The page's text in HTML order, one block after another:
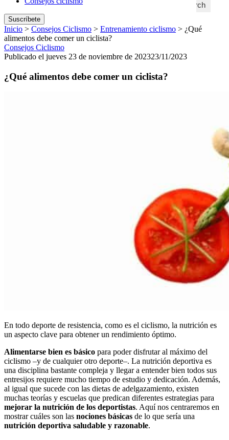
Search
Suscríbete
Inicio > Consejos Ciclismo > Entrenamiento ciclismo > ¿Qué
alimentos debe comer un ciclista?
Consejos Ciclismo
Publicado el jueves 23 de noviembre de 202323/11/2023
¿Qué alimentos debe comer un ciclista?
En todo deporte de resistencia, como es el ciclismo, la nutrición es
un aspecto clave para obtener un rendimiento óptimo.
Alimentarse bien es básico para poder disfrutar al máximo del
ciclismo –y de cualquier otro deporte–. La nutrición deportiva es
una disciplina bastante compleja y llegar a entender bien todos sus
entresijos requiere mucho tiempo de estudio y dedicación. Además,
al igual que sucede con las dietas de adelgazamiento, existen
muchas teorías y escuelas que predican diferentes estrategias para
mejorar la nutrición de los deportistas. Aquí nos centraremos en
mostrar cuáles son las nociones básicas de lo que sería una
nutrición deportiva saludable y razonable.